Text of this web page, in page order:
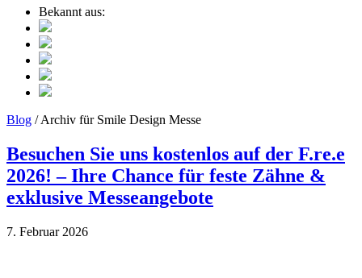
Bekannt aus:
Blog / Archiv für Smile Design Messe
Besuchen Sie uns kostenlos auf der F.re.e
2026! – Ihre Chance für feste Zähne &
exklusive Messeangebote
7. Februar 2026